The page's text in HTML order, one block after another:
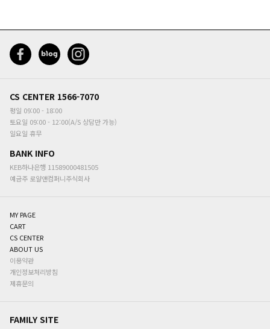
CS CENTER 1566-7070
평일 09:00 - 18:00
토요일 09:00 - 12:00(A/S 상담만 가능)
일요일 휴무
BANK INFO
KEB하나은행 11589000481505
예금주 로얄앤컴퍼니주식회사
MY PAGE
CART
CS CENTER
ABOUT US
이용약관
개인정보처리방침
제휴문의
FAMILY SITE